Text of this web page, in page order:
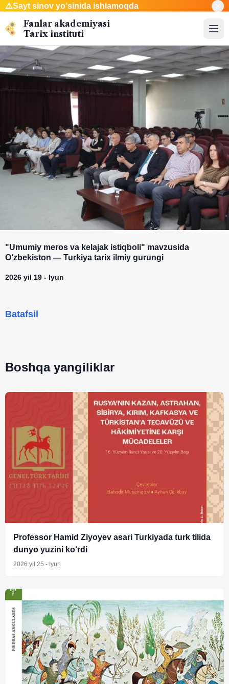
⚠️Sayt sinov yo‘sinida |
Fanlar akademiyasi
Tarix instituti
"Umumiy meros va kelajak istiqboli" mavzusida
O‘zbekiston — Turkiya tarix ilmiy gurungi
2026 yil 19 - Iyun
Batafsil
Boshqa yangiliklar
Professor Hamid Ziyoyev asari Turkiyada turk tilida
dunyo yuzini ko‘rdi
2026 yil 25 - Iyun